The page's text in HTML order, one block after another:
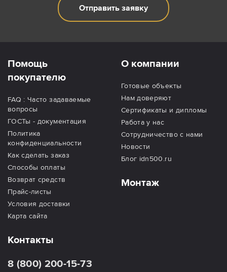
Отправить заявку
Помощь
покупателю
FAQ : Часто задаваемые
вопросы
ГОСТы - документация
Политика
конфиденциальности
Как сделать заказ
Способы оплаты
Возврат средств
Прайс-листы
Условия доставки
Карта сайта
О компании
Готовые объекты
Нам доверяют
Сертификаты и дипломы
Работа у нас
Сотрудничество с нами
Новости
Блог idn500.ru
Монтаж
Контакты
8 (800) 200-15-73